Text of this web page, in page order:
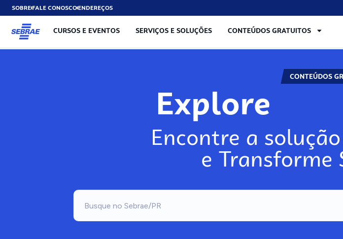
SOBREFALE CONOSCOENDEREÇOS
CURSOS E EVENTOS SERVIÇOS E SOLUÇÕES CONTEÚDOS GRATUITOS
CONTEÚDOS
Explore
Encontre a
e Transforme